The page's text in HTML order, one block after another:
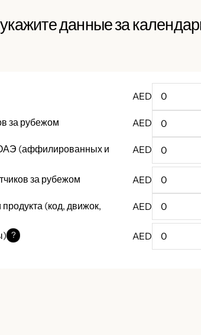
данные за
AED
за рубежом AED
ОАЭ (аффилированных и
AED
за рубежом AED
(код, движок,
AED
? AED